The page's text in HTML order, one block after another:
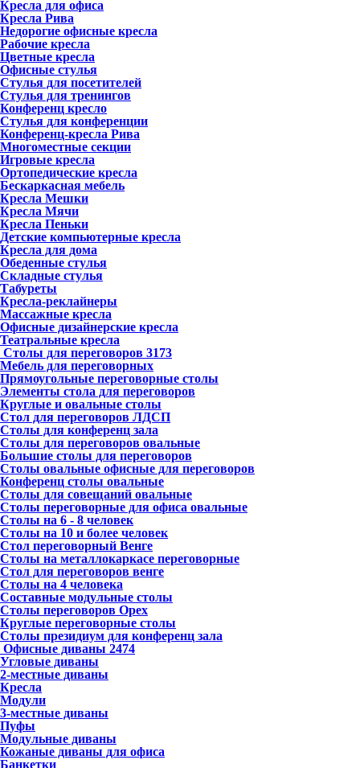
Кресла для офиса
Кресла Рива
Недорогие офисные кресла
Рабочие кресла
Цветные кресла
Офисные стулья
Стулья для посетителей
Стулья для тренингов
Конференц кресло
Стулья для конференции
Конференц-кресла Рива
Многоместные секции
Игровые кресла
Ортопедические кресла
Бескаркасная мебель
Кресла Мешки
Кресла Мячи
Кресла Пеньки
Детские компьютерные кресла
Кресла для дома
Обеденные стулья
Складные стулья
Табуреты
Кресла-реклайнеры
Массажные кресла
Офисные дизайнерские кресла
Театральные кресла
Столы для переговоров 3173
Мебель для переговорных
Прямоугольные переговорные столы
Элементы стола для переговоров
Круглые и овальные столы
Стол для переговоров ЛДСП
Столы для конференц зала
Столы для переговоров овальные
Большие столы для переговоров
Столы овальные офисные для переговоров
Конференц столы овальные
Столы для совещаний овальные
Столы переговорные для офиса овальные
Столы на 6 - 8 человек
Столы на 10 и более человек
Стол переговорный Венге
Столы на металлокаркасе переговорные
Стол для переговоров венге
Столы на 4 человека
Составные модульные столы
Столы переговоров Орех
Круглые переговорные столы
Столы президиум для конференц зала
Офисные диваны 2474
Угловые диваны
2-местные диваны
Кресла
Модули
3-местные диваны
Пуфы
Модульные диваны
Кожаные диваны для офиса
Банкетки